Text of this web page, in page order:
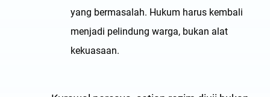
yang bermasalah. Hukum harus kembali
menjadi pelindung warga, bukan alat
kekuasaan.